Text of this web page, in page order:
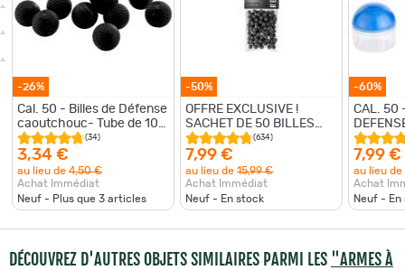
-26%
Cal. 50 - Billes de Défense
caoutchouc- Tube de 10
billes
(34)
3,34 €
au lieu de 4,50 €
Achat Immédiat
Neuf - Plus que 3 articles
-50%
OFFRE EXCLUSIVE !
SACHET DE 50 BILLES
CAOUTCHOUC
ENTRAINEMENT CAL.50
(634)
7,99 €
au lieu de 15,99 €
Achat Immédiat
Neuf - En stock
-60%
CAL. 50
10
7,99 €
au lieu de
Achat
Neuf - En
DÉCOUVREZ D'AUTRES OBJETS SIMILAIRES PARMI LES "ARMES À